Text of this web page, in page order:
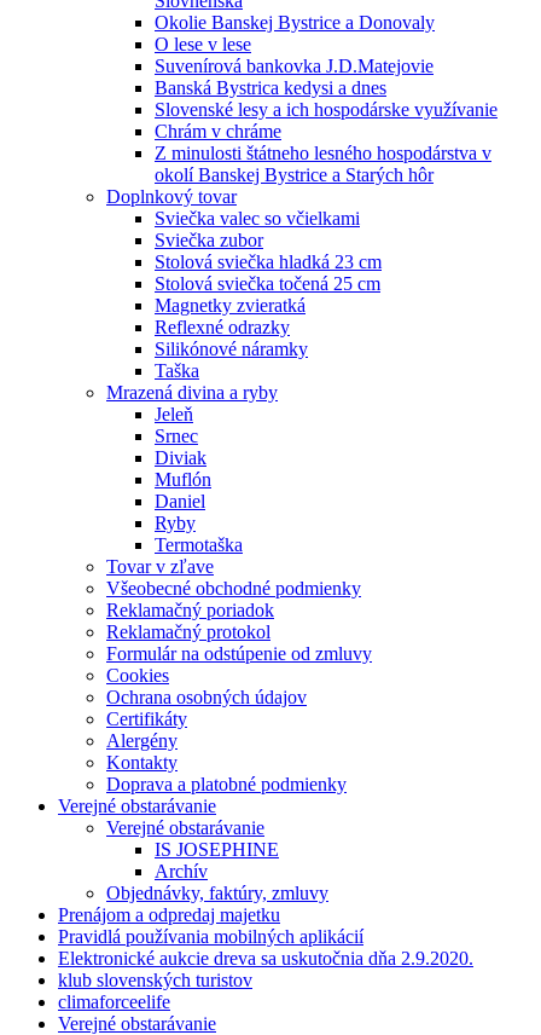
Okolie Banskej Bystrice a Donovaly
O lese v lese
Suvenírová bankovka J.D.Matejovie
Banská Bystrica kedysi a dnes
Slovenské lesy a ich hospodárske využívanie
Chrám v chráme
Z minulosti štátneho lesného hospodárstva v
okolí Banskej Bystrice a Starých hôr
Doplnkový tovar
Sviečka valec so včielkami
Sviečka zubor
Stolová sviečka hladká 23 cm
Stolová sviečka točená 25 cm
Magnetky zvieratká
Reflexné odrazky
Silikónové náramky
Taška
Mrazená divina a ryby
Jeleň
Srnec
Diviak
Muflón
Daniel
Ryby
Termotaška
Tovar v zľave
Všeobecné obchodné podmienky
Reklamačný poriadok
Reklamačný protokol
Formulár na odstúpenie od zmluvy
Cookies
Ochrana osobných údajov
Certifikáty
Alergény
Kontakty
Doprava a platobné podmienky
Verejné obstarávanie
Verejné obstarávanie
IS JOSEPHINE
Archív
Objednávky, faktúry, zmluvy
Prenájom a odpredaj majetku
Pravidlá používania mobilných aplikácií
Elektronické aukcie dreva sa uskutočnia dňa 2.9.2020.
klub slovenských turistov
climaforceelife
Verejné obstarávanie